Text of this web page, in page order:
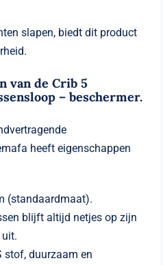
slapen, biedt dit product
van de Crib 5
– beschermer.
heeft eigenschappen
(standaardmaat).
blijft altijd netjes op zijn
stof, duurzaam en